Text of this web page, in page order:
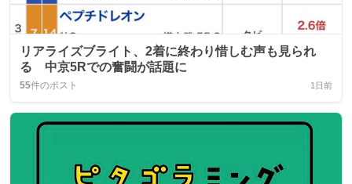
リアライズブライト、2着に終わり惜しむ声も見られ
る 中京5Rでの奮闘が話題に
55件のポスト 1日前